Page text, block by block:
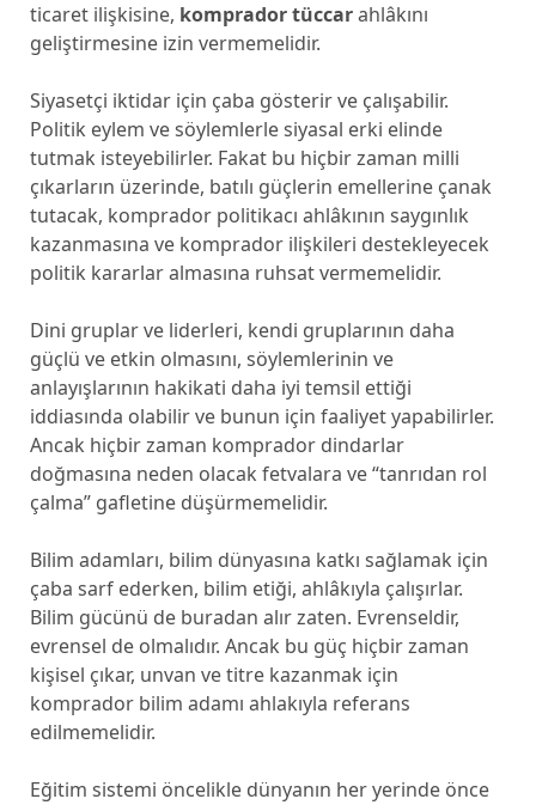
ticaret ilişkisine, komprador tüccarahlâkını
geliştirmesine izin vermemelidir.
Siyasetçi iktidar için çaba gösterir ve çalışabilir.
Politik eylem ve söylemlerle siyasal erki elinde
tutmak isteyebilirler. Fakat bu hiçbir zaman milli
çıkarların üzerinde, batılı güçlerin emellerine çanak
tutacak, komprador politikacı ahlâkının saygınlık
kazanmasına ve komprador ilişkileri destekleyecek
politik kararlar almasına ruhsat vermemelidir.
Dini gruplar ve liderleri, kendi gruplarının daha
güçlü ve etkin olmasını, söylemlerinin ve
anlayışlarının hakikati daha iyi temsil ettiği
iddiasında olabilir ve bunun için faaliyet yapabilirler.
Ancak hiçbir zaman komprador dindarlar
doğmasına neden olacak fetvalara ve “tanrıdan rol
çalma” gafletine düşürmemelidir.
Bilim adamları, bilim dünyasına katkı sağlamak için
çaba sarf ederken, bilim etiği, ahlâkıyla çalışırlar.
Bilim gücünü de buradan alır zaten. Evrenseldir,
evrensel de olmalıdır. Ancak bu güç hiçbir zaman
kişisel çıkar, unvan ve titre kazanmak için
komprador bilim adamı ahlakıyla referans
edilmemelidir.
Eğitim sistemi öncelikle dünyanın her yerinde önce